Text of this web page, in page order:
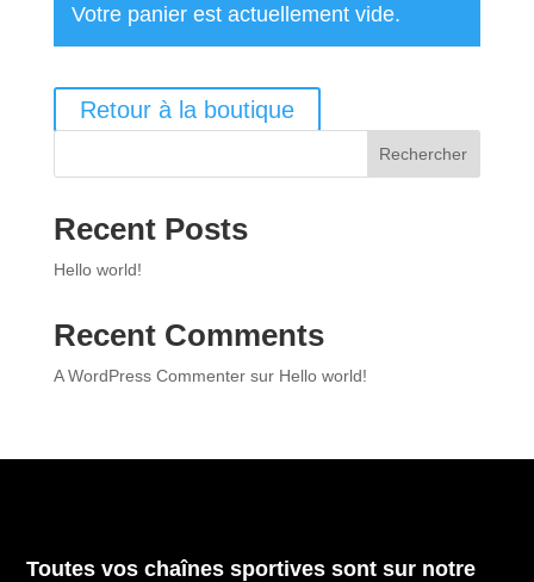
Votre panier est actuellement vide.
Retour à la boutique
Rechercher
Recent Posts
Hello world!
Recent Comments
A WordPress Commentersur Hello world!
Toutes vos chaînes sportives sont sur notre